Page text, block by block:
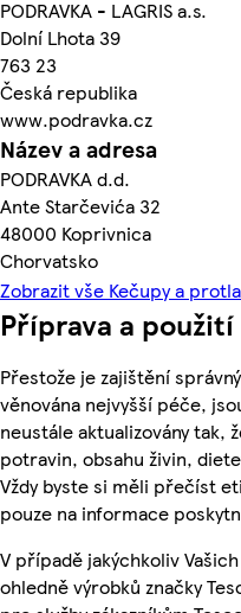
PODRAVKA - LAGRIS a.s.
Dolní Lhota 39
763 23
Česká republika
www.podravka.cz
Název a adresa
PODRAVKA d.d.
Ante Starčevića 32
48000 Koprivnica
Chorvatsko
Zobrazit vše Kečupy a
Příprava a použití
Přestože je zajištění
věnována nejvyšší péče,
neustále aktualizovány tak,
potravin, obsahu živin,
Vždy byste si měli přečíst
pouze na informace
V případě jakýchkoliv
ohledně výrobků značky